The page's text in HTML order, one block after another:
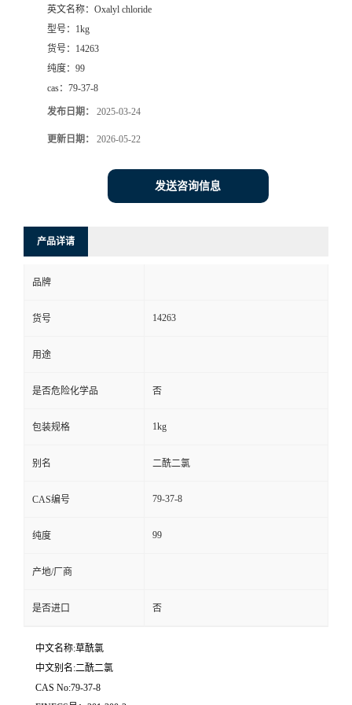
英文名称： Oxalyl chloride
型号： 1kg
货号： 14263
纯度： 99
cas： 79-37-8
发布日期： 2025-03-24
更新日期： 2026-05-22
发送咨询信息
产品详请
品牌
货号 14263
用途
是否危险化学品 否
包装规格 1kg
别名 二酰二氯
CAS编号 79-37-8
纯度 99
产地/厂商
是否进口 否
中文名称:草酰氯
中文别名:二酰二氯
CAS No:79-37-8